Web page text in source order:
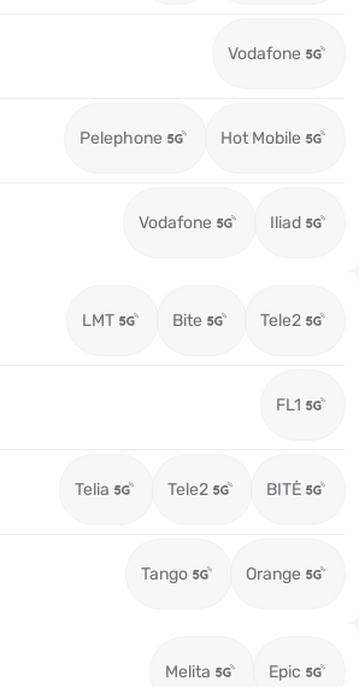
Vodafone
Pelephone Hot Mobile
Vodafone Iliad
LMT Bite Tele2
FL1
Telia Tele2 BITĖ
Tango Orange
Melita Epic